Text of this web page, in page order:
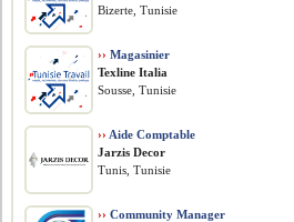
Bizerte, Tunisie
›› Magasinier
Texline Italia
Sousse, Tunisie
›› Aide Comptable
Jarzis Decor
Tunis, Tunisie
›› Community Manager